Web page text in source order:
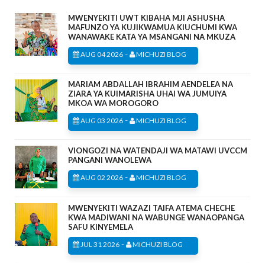
MWENYEKITI UWT KIBAHA MJI ASHUSHA
MAFUNZO YA KUJIKWAMUA KIUCHUMI KWA
WANAWAKE KATA YA MSANGANI NA MKUZA
AUG 04 2026 - MICHUZI BLOG
MARIAM ABDALLAH IBRAHIM AENDELEA NA
ZIARA YA KUIMARISHA UHAI WA JUMUIYA
MKOA WA MOROGORO
AUG 03 2026 - MICHUZI BLOG
VIONGOZI NA WATENDAJI WA MATAWI UVCCM
PANGANI WANOLEWA
AUG 02 2026 - MICHUZI BLOG
MWENYEKITI WAZAZI TAIFA ATEMA CHECHE
KWA MADIWANI NA WABUNGE WANAOPANGA
SAFU KINYEMELA
JUL 31 2026 - MICHUZI BLOG